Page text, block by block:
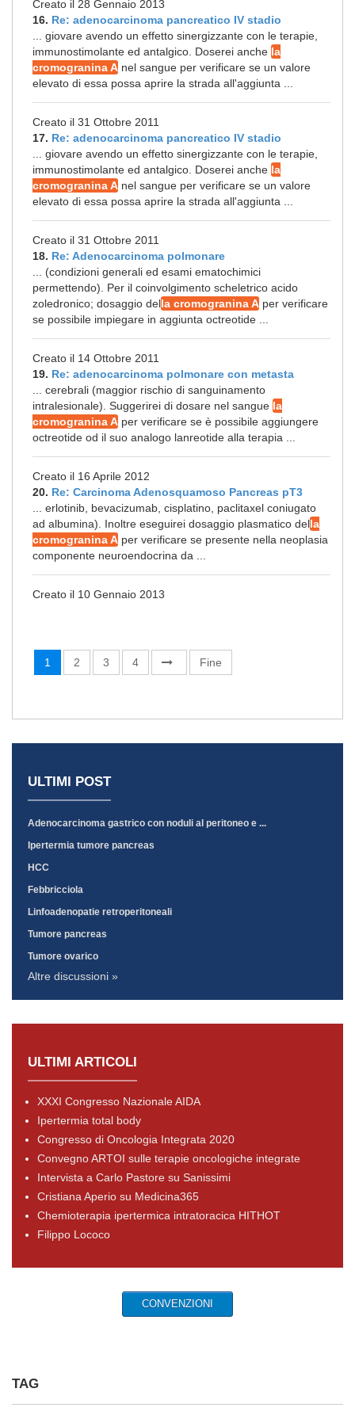
Creato il 28 Gennaio 2013
16. Re: adenocarcinoma pancreatico IV stadio
... giovare avendo un effetto sinergizzante con le terapie,
immunostimolante ed antalgico. Doserei anche la
cromogranina A nel sangue per verificare se un valore
elevato di essa possa aprire la strada all'aggiunta ...
Creato il 31 Ottobre 2011
17. Re: adenocarcinoma pancreatico IV stadio
... giovare avendo un effetto sinergizzante con le terapie,
immunostimolante ed antalgico. Doserei anche la
cromogranina A nel sangue per verificare se un valore
elevato di essa possa aprire la strada all'aggiunta ...
Creato il 31 Ottobre 2011
18. Re: Adenocarcinoma polmonare
... (condizioni generali ed esami ematochimici
permettendo). Per il coinvolgimento scheletrico acido
zoledronico; dosaggio della cromogranina A per verificare
se possibile impiegare in aggiunta octreotide ...
Creato il 14 Ottobre 2011
19. Re: adenocarcinoma polmonare con metasta
... cerebrali (maggior rischio di sanguinamento
intralesionale). Suggerirei di dosare nel sangue la
cromogranina A per verificare se è possibile aggiungere
octreotide od il suo analogo lanreotide alla terapia ...
Creato il 16 Aprile 2012
20. Re: Carcinoma Adenosquamoso Pancreas pT3
... erlotinib, bevacizumab, cisplatino, paclitaxel coniugato
ad albumina). Inoltre eseguirei dosaggio plasmatico della
cromogranina A per verificare se presente nella neoplasia
componente neuroendocrina da ...
Creato il 10 Gennaio 2013
1 2 3 4 Fine
ULTIMI POST
Adenocarcinoma gastrico con noduli al peritoneo e ...
Ipertermia tumore pancreas
HCC
Febbricciola
Linfoadenopatie retroperitoneali
Tumore pancreas
Tumore ovarico
Altre discussioni »
ULTIMI ARTICOLI
XXXI Congresso Nazionale AIDA
Ipertermia total body
Congresso di Oncologia Integrata 2020
Convegno ARTOI sulle terapie oncologiche integrate
Intervista a Carlo Pastore su Sanissimi
Cristiana Aperio su Medicina365
Chemioterapia ipertermica intratoracica HITHOT
Filippo Lococo
CONVENZIONI
TAG